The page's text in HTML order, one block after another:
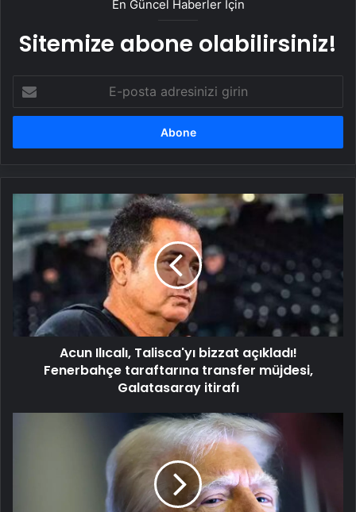
En Güncel Haberler İçin
Sitemize abone olabilirsiniz!
posta
adresinizi
Ilıcalı,
Talisca'yı
bizzat
açıkladı!
Fenerbahçe
taraftarına
transfer
müjdesi,
GalatasarayAcun Ilıcalı, Talisca'yı bizzat açıkladı!
Fenerbahçe taraftarına transfer müjdesi,
Galatasaray itirafı